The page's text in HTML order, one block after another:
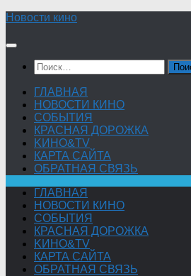
Skip
content
Новости кино
Найти:
ГЛАВНАЯ
НОВОСТИ КИНО
СОБЫТИЯ
КРАСНАЯ ДОРОЖКА
KИНО&TV
КАРТА САЙТА
ОБРАТНАЯ СВЯЗЬ
ГЛАВНАЯ
НОВОСТИ КИНО
СОБЫТИЯ
КРАСНАЯ ДОРОЖКА
KИНО&TV
КАРТА САЙТА
ОБРАТНАЯ СВЯЗЬ